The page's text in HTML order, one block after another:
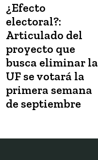
¿Efecto
electoral?:
Articulado del
proyecto que
busca eliminar la
UF se votará la
primera semana
de septiembre